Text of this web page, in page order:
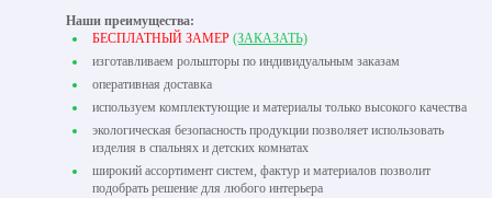
Наши преимущества:
БЕСПЛАТНЫЙ ЗАМЕР (ЗАКАЗАТЬ)
изготавливаем рольшторы по индивидуальным заказам
оперативная доставка
используем комплектующие и материалы только высокого качества
экологическая безопасность продукции позволяет использовать
изделия в спальнях и детских комнатах
широкий ассортимент систем, фактур и материалов позволит
подобрать решение для любого интерьера